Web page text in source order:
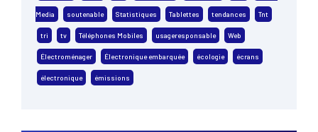
Media soutenable Statistiques Tablettes tendances Tnt
tri tv Téléphones Mobiles usageresponsable Web
Électroménager Électronique embarquée écologie écrans
électronique émissions